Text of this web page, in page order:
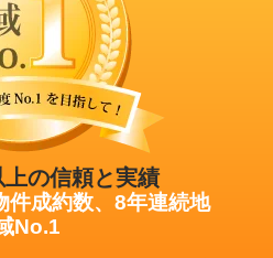
の信頼と実績
件成約数、8年連続地
No.1